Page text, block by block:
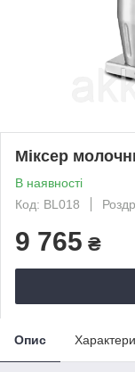
Міксер
В наявності
Код: BL018
9 765 ₴
Опис